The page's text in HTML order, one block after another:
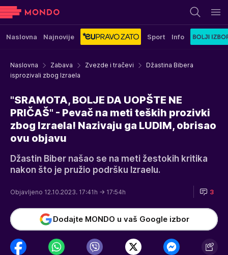
Naslovna Najnovije Sport Info
Naslovna Zabava Zvezde i tračevi
Džastina Bibera
isprozivali zbog Izraela
"SRAMOTA, BOLJE DA UOPŠTE NE
PRIČAŠ" - Pevač na meti teških prozivki
zbog Izraela! Nazivaju ga LUDIM, obrisao
ovu objavu
Džastin Biber našao se na meti žestokih kritika
nakon što je pružio podršku Izraelu.
Objavljeno 12.10.2023. 17:41h → 17:54h 3
Dodajte MONDO u vaš Google izbor